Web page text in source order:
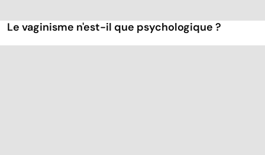
Le vaginisme n'est-il que psychologique ?